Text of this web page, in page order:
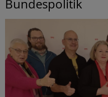
Bundespolitik